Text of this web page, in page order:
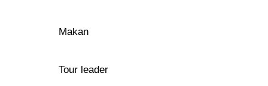
Makan
Tour leader